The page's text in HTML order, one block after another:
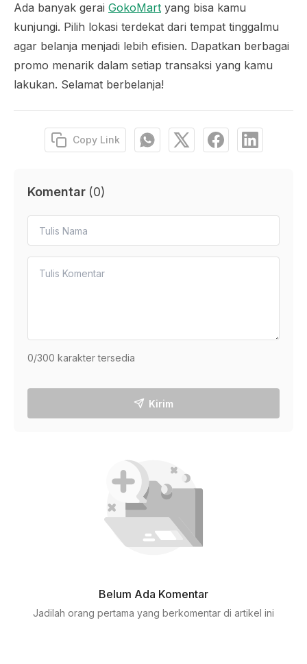
Ada banyak gerai GokoMart yang bisa kamu
kunjungi. Pilih lokasi terdekat dari tempat tinggalmu
agar belanja menjadi lebih efisien. Dapatkan berbagai
promo menarik dalam setiap transaksi yang kamu
lakukan. Selamat berbelanja!
Copy Link
Komentar (0)
0/300 karakter tersedia
Kirim
Belum Ada Komentar
Jadilah orang pertama yang berkomentar di artikel ini